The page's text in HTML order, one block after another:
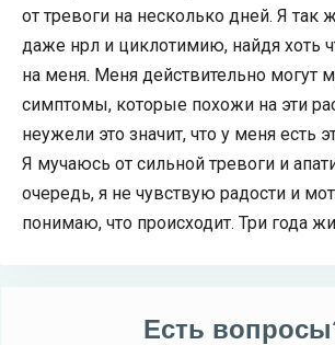
от тревоги на несколько дней. Я так
даже нрл и циклотимию, найдя хоть
на меня. Меня действительно могут
симптомы, которые похожи на эти
неужели это значит, что у меня есть
Я мучаюсь от сильной тревоги и
очередь, я не чувствую радости и
понимаю, что происходит. Три года
Есть